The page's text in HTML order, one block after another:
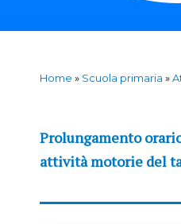
Home » Scuola primaria »
Prolungamento
attività motorie del